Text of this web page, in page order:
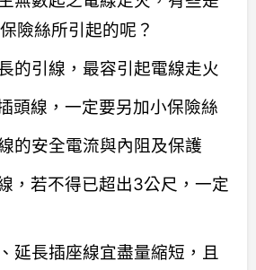
險絲所引起的呢？
的引線，最容引起電線走火
頭線，一定要另加小保險絲
的安全電流與內阻及保護
，若不得已超出3公尺，一定
延長插座線宜盡量縮短，且